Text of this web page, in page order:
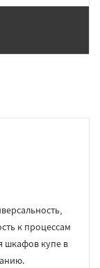
к процессам
шкафов купе в